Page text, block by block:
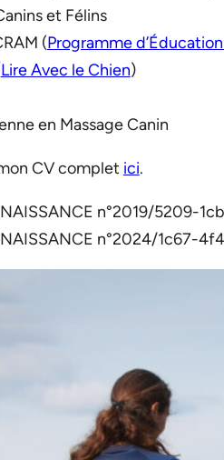
et Félins
(Programme
Lire Avec le Chien)
en Massage Canin
CV complet ici.
n°2019/5209-
n°2024/1c67-